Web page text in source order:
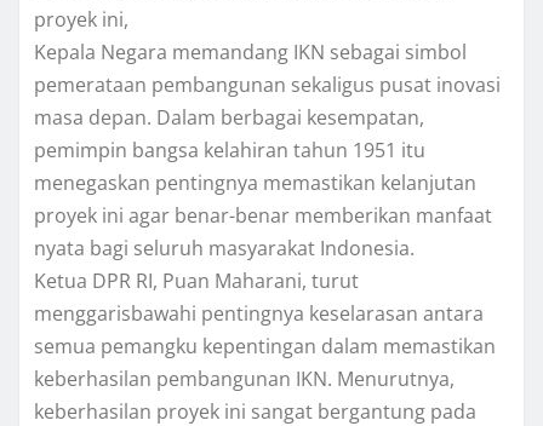
proyek ini,
Kepala Negara memandang IKN sebagai simbol
pemerataan pembangunan sekaligus pusat inovasi
masa depan. Dalam berbagai kesempatan,
pemimpin bangsa kelahiran tahun 1951 itu
menegaskan pentingnya memastikan kelanjutan
proyek ini agar benar-benar memberikan manfaat
nyata bagi seluruh masyarakat Indonesia.
Ketua DPR RI, Puan Maharani, turut
menggarisbawahi pentingnya keselarasan antara
semua pemangku kepentingan dalam memastikan
keberhasilan pembangunan IKN. Menurutnya,
keberhasilan proyek ini sangat bergantung pada